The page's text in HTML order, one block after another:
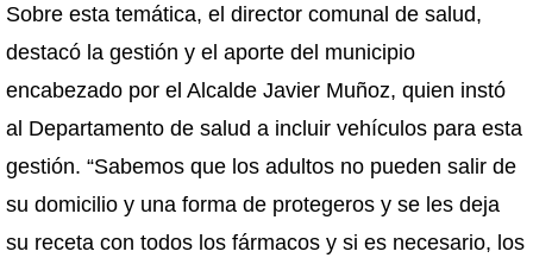
Sobre esta temática, el director comunal de salud,
destacó la gestión y el aporte del municipio
encabezado por el Alcalde Javier Muñoz, quien instó
al Departamento de salud a incluir vehículos para esta
gestión. “Sabemos que los adultos no pueden salir de
su domicilio y una forma de protegeros y se les deja
su receta con todos los fármacos y si es necesario, los